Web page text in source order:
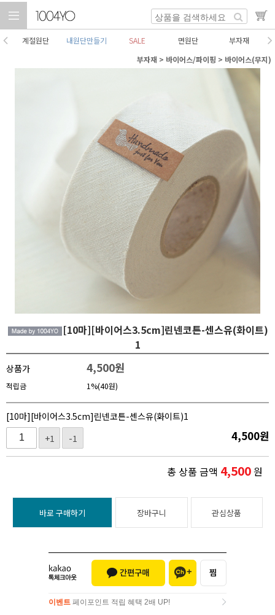
계절원단 내원단만들기 SALE 면원단
부자재
부자재 > 바이어스/파이핑 > 바이어스(무지)
[10마][바이어스3.5cm]린넨코튼-센스유(화이트)
1
상품가 4,500원
적립금 1%(40원)
[10마][바이어스3.5cm]린넨코튼-센스유(화이트)1
+1
-1 4,500원
총 상품 금액 4,500원
바로 구매하기 장바구니 관심상품
이벤트 페이포인트 적립 혜택 2배 UP!